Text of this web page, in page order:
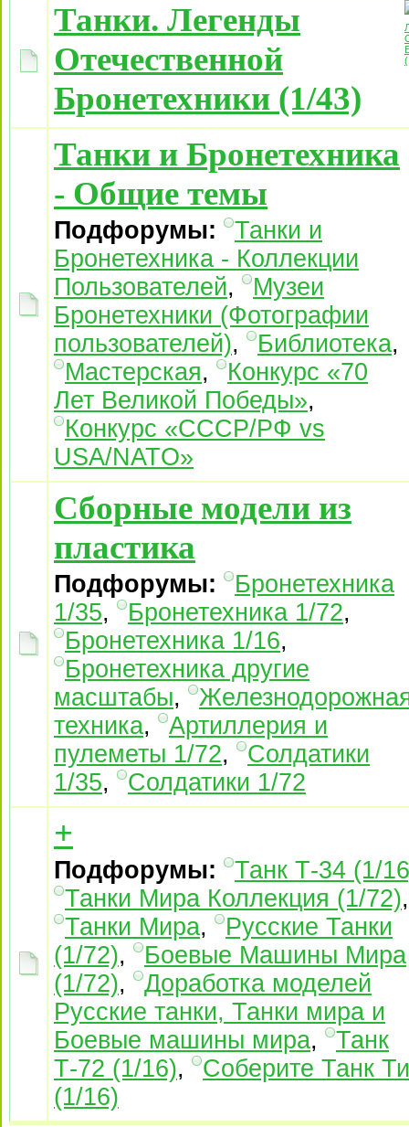
Танки. Легенды
Отечественной
Бронетехники (1/43)
Танки и Бронетехника
- Общие темы
Подфорумы:
Танки и
Бронетехника - Коллекции
Пользователей,
Музеи
Бронетехники (Фотографии
пользователей), Библиотека,
Мастерская,
Конкурс «70
Лет Великой Победы»,
Конкурс «СССР/РФ vs
USA/NATO»
Сборные модели из
пластика
Подфорумы:
Бронетехника
1/35, Бронетехника 1/72,
Бронетехника 1/16,
Бронетехника другие
масштабы,
техника,
Артиллерия и
пулеметы 1/72,
Солдатики
1/35, Солдатики 1/72
+
Подфорумы:
Танк Т-34 (1/
Танки Мира Коллекция (1/72),
Танки Мира,
Русские Танки
(1/72),
Боевые Машины Мира
(1/72),
Доработка моделей
Русские танки, Танки мира и
Боевые машины мира,
Танк
Т-72 (1/16),
Соберите Танк
(1/16)